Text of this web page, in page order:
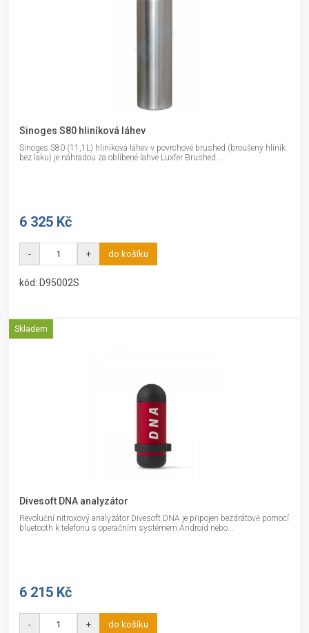
Sinoges S80 hliníková láhev
Sinoges S80 (11,1L) hliníková láhev v povrchové brushed (broušený hlíník
bez laku) je náhradou za oblíbené lahve Luxfer Brushed....
6 325 Kč
- + do košíku
kód: D95002S
Skladem
Divesoft DNA analyzátor
Revoluční nitroxový analyzátor Divesoft DNA je připojen bezdrátově pomocí
bluetooth k telefonu s operačním systémem Android nebo...
6 215 Kč
- + do košíku